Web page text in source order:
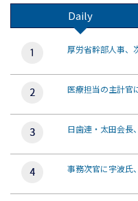
Daily
厚労省幹部人事、
医療担当の主計
日歯連・太田会
事務次官に宇波